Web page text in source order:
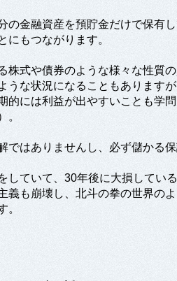
の金融資産を預貯金だけで保有
にもつながります。
株式や債券のような様々な性質
うな状況になることもあります
的には利益が出やすいことも学
。
ではありませんし、必ず儲かる保
していて、30年後に大損してい
義も崩壊し、北斗の拳の世界の
。